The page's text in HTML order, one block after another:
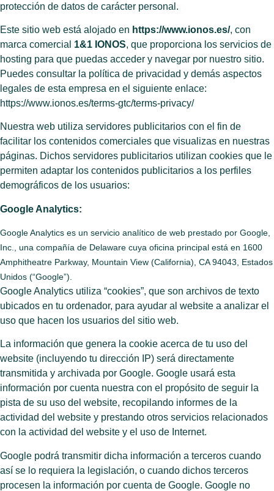
protección de datos de carácter personal.
Este sitio web está alojado en https://www.ionos.es/, con
marca comercial 1&1 IONOS, que proporciona los servicios de
hosting para que puedas acceder y navegar por nuestro sitio.
Puedes consultar la política de privacidad y demás aspectos
legales de esta empresa en el siguiente enlace:
https://www.ionos.es/terms-gtc/terms-privacy/
Nuestra web utiliza servidores publicitarios con el fin de
facilitar los contenidos comerciales que visualizas en nuestras
páginas. Dichos servidores publicitarios utilizan cookies que le
permiten adaptar los contenidos publicitarios a los perfiles
demográficos de los usuarios:
Google Analytics:
Google Analytics es un servicio analítico de web prestado por Google,
Inc., una compañía de Delaware cuya oficina principal está en 1600
Amphitheatre Parkway, Mountain View (California), CA 94043, Estados
Unidos (“Google”).
Google Analytics utiliza “cookies”, que son archivos de texto
ubicados en tu ordenador, para ayudar al website a analizar el
uso que hacen los usuarios del sitio web.
La información que genera la cookie acerca de tu uso del
website (incluyendo tu dirección IP) será directamente
transmitida y archivada por Google. Google usará esta
información por cuenta nuestra con el propósito de seguir la
pista de su uso del website, recopilando informes de la
actividad del website y prestando otros servicios relacionados
con la actividad del website y el uso de Internet.
Google podrá transmitir dicha información a terceros cuando
así se lo requiera la legislación, o cuando dichos terceros
procesen la información por cuenta de Google. Google no